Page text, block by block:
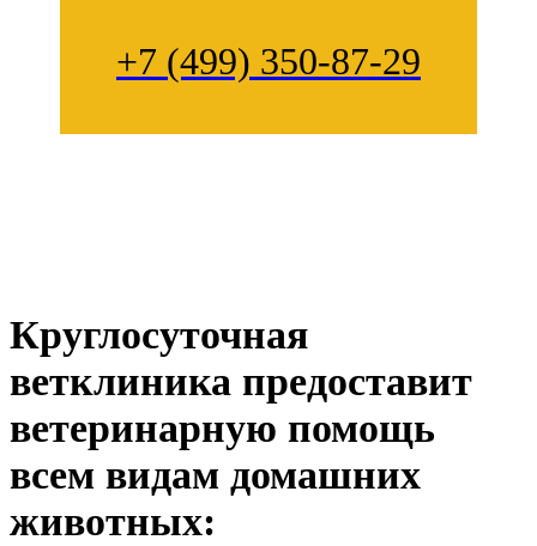
+7 (499) 350-87-29
Круглосуточная
ветклиника предоставит
ветеринарную помощь
всем видам домашних
животных: